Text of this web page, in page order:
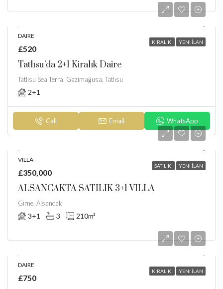
KIRALIK YENI İLAN
DAIRE
£520
Tatlısu’da 2+1 Kiralık Daire
Tatlisu Sea Terra, Gazimağusa, Tatlısu
2+1
Call Email WhatsApp
SATILIK YENI İLAN
VILLA
£350,000
ALSANCAKTA SATILIK 3+1 VILLA
Girne, Alsancak
3+1 3 210m²
KIRALIK YENI İLAN
DAIRE
£750